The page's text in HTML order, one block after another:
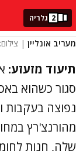
מעריב אונליין |
2 גלריה
תיעוד מזעזע:
סגור כשהוא
מהורנצ'רץ
שלה, חנות